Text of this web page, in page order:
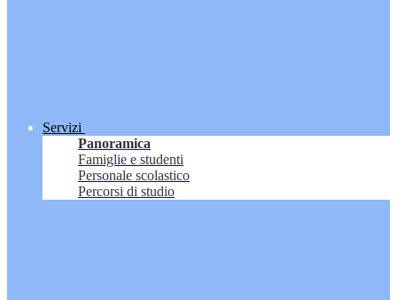
Servizi
Panoramica
Famiglie e studenti
Personale scolastico
Percorsi di studio